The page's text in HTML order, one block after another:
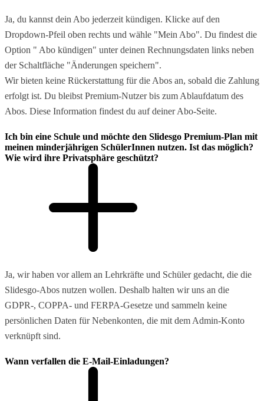
Ja, du kannst dein Abo jederzeit kündigen. Klicke auf den
Dropdown-Pfeil oben rechts und wähle "Mein Abo". Du findest die
Option " Abo kündigen" unter deinen Rechnungsdaten links neben
der Schaltfläche "Änderungen speichern".
Wir bieten keine Rückerstattung für die Abos an, sobald die Zahlung
erfolgt ist. Du bleibst Premium-Nutzer bis zum Ablaufdatum des
Abos. Diese Information findest du auf deiner Abo-Seite.
Ich bin eine Schule und möchte den Slidesgo Premium-Plan mit
meinen minderjährigen SchülerInnen nutzen. Ist das möglich?
Wie wird ihre Privatsphäre geschützt?
Ja, wir haben vor allem an Lehrkräfte und Schüler gedacht, die die
Slidesgo-Abos nutzen wollen. Deshalb halten wir uns an die
GDPR-, COPPA- und FERPA-Gesetze und sammeln keine
persönlichen Daten für Nebenkonten, die mit dem Admin-Konto
verknüpft sind.
Wann verfallen die E-Mail-Einladungen?